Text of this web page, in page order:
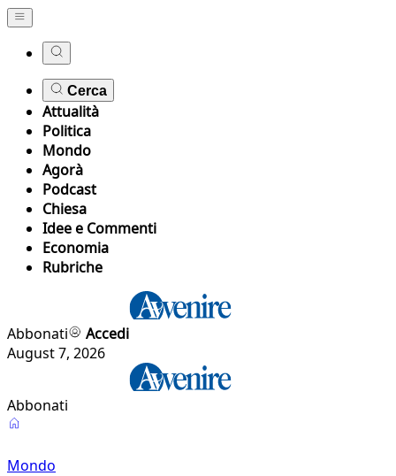
Cerca
Attualità
Politica
Mondo
Agorà
Podcast
Chiesa
Idee e Commenti
Economia
Rubriche
Abbonati
Accedi
August 7, 2026
Abbonati
Mondo